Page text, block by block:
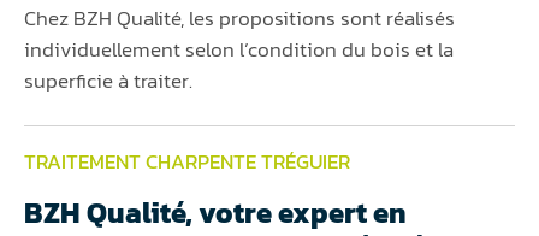
Chez BZH Qualité, les propositions sont réalisés
individuellement selon l’condition du bois et la
superficie à traiter.
TRAITEMENT CHARPENTE TRÉGUIER
BZH Qualité, votre expert en